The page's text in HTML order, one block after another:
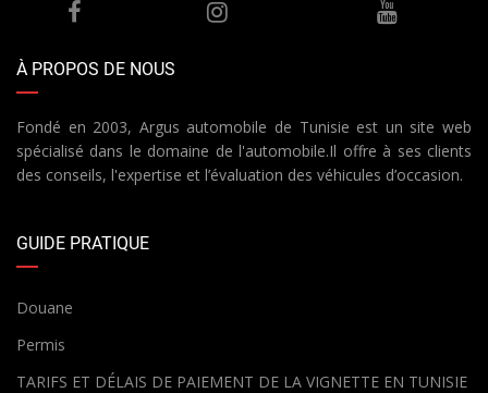
À PROPOS DE NOUS
Fondé en 2003, Argus automobile de Tunisie est un site web
spécialisé dans le domaine de l'automobile.Il offre à ses clients
des conseils, l'expertise et l’évaluation des véhicules d’occasion.
GUIDE PRATIQUE
Douane
Permis
TARIFS ET DÉLAIS DE PAIEMENT DE LA VIGNETTE EN TUNISIE